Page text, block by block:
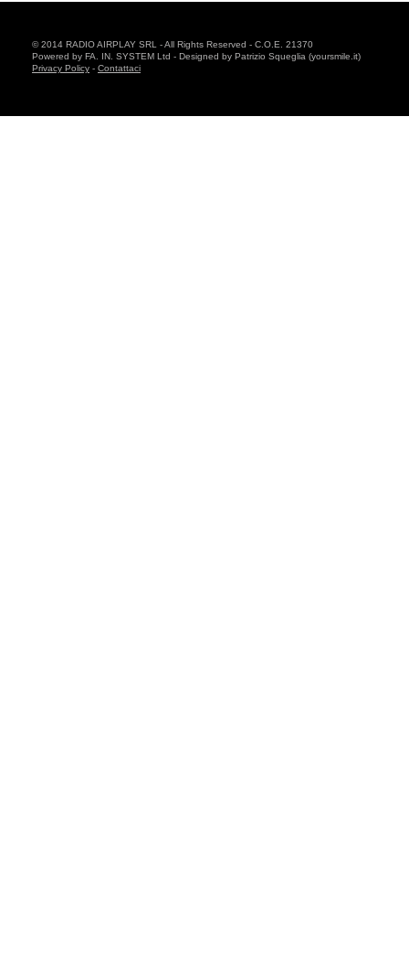
© 2014 RADIO AIRPLAY SRL - All Rights Reserved - C.O.E. 21370
Powered by FA. IN. SYSTEM Ltd - Designed by Patrizio Squeglia (yoursmile.it)
Privacy Policy - Contattaci